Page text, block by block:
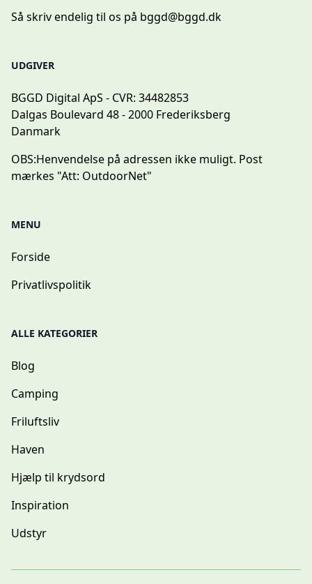
Så skriv endelig til os på bggd@bggd.dk
UDGIVER
BGGD Digital ApS - CVR: 34482853
Dalgas Boulevard 48 - 2000 Frederiksberg
Danmark
OBS:Henvendelse på adressen ikke muligt. Post
mærkes "Att: OutdoorNet"
MENU
Forside
Privatlivspolitik
ALLE KATEGORIER
Blog
Camping
Friluftsliv
Haven
Hjælp til krydsord
Inspiration
Udstyr